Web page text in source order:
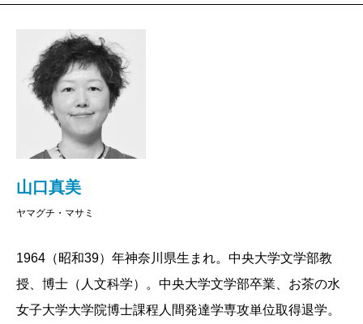
これで、心ない人に「センスが悪い」なんていわれ
ても、もう大丈夫。さらに、センスは努力次第では磨
くこともできるというのだから、至れり尽くせり
（？）です。
ほかにも本書には、「なぜありえない話に騙される
はサルの顔が見分けられる」など、身近な疑問や意外
信のある人は、他人のセンスを理解するために、自信
のない人は安心するために、ぜひご一読ください。
山口真美
ヤマグチ・マサミ
1964（昭和39）年神奈川県生まれ。中央大学文学部教
授、博士（人文科学）。中央大学文学部卒業、お茶の水
女子大学大学院博士課程人間発達学専攻単位取得退学。